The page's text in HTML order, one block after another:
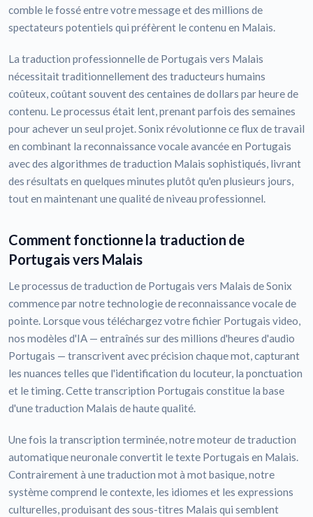
comble le fossé entre votre message et des millions de
spectateurs potentiels qui préfèrent le contenu en Malais.
La traduction professionnelle de Portugais vers Malais
nécessitait traditionnellement des traducteurs humains
coûteux, coûtant souvent des centaines de dollars par heure de
contenu. Le processus était lent, prenant parfois des semaines
pour achever un seul projet. Sonix révolutionne ce flux de travail
en combinant la reconnaissance vocale avancée en Portugais
avec des algorithmes de traduction Malais sophistiqués, livrant
des résultats en quelques minutes plutôt qu'en plusieurs jours,
tout en maintenant une qualité de niveau professionnel.
Comment fonctionne la traduction de
Portugais vers Malais
Le processus de traduction de Portugais vers Malais de Sonix
commence par notre technologie de reconnaissance vocale de
pointe. Lorsque vous téléchargez votre fichier Portugais video,
nos modèles d'IA — entraînés sur des millions d'heures d'audio
Portugais — transcrivent avec précision chaque mot, capturant
les nuances telles que l'identification du locuteur, la ponctuation
et le timing. Cette transcription Portugais constitue la base
d'une traduction Malais de haute qualité.
Une fois la transcription terminée, notre moteur de traduction
automatique neuronale convertit le texte Portugais en Malais.
Contrairement à une traduction mot à mot basique, notre
système comprend le contexte, les idiomes et les expressions
culturelles, produisant des sous-titres Malais qui semblent